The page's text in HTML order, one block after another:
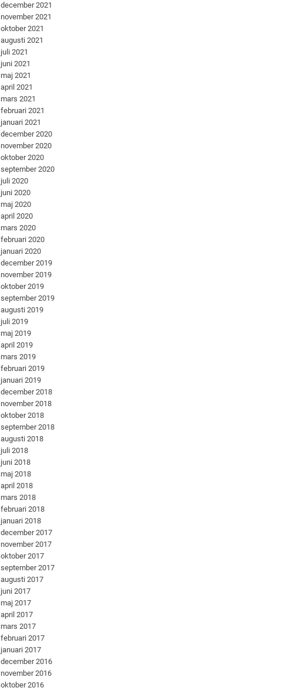
december 2021
november 2021
oktober 2021
augusti 2021
juli 2021
juni 2021
maj 2021
april 2021
mars 2021
februari 2021
januari 2021
december 2020
november 2020
oktober 2020
september 2020
juli 2020
juni 2020
maj 2020
april 2020
mars 2020
februari 2020
januari 2020
december 2019
november 2019
oktober 2019
september 2019
augusti 2019
juli 2019
maj 2019
april 2019
mars 2019
februari 2019
januari 2019
december 2018
november 2018
oktober 2018
september 2018
augusti 2018
juli 2018
juni 2018
maj 2018
april 2018
mars 2018
februari 2018
januari 2018
december 2017
november 2017
oktober 2017
september 2017
augusti 2017
juni 2017
maj 2017
april 2017
mars 2017
februari 2017
januari 2017
december 2016
november 2016
oktober 2016